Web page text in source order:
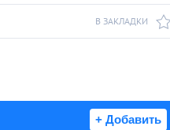
В ЗАКЛАДКИ
+ Добавить